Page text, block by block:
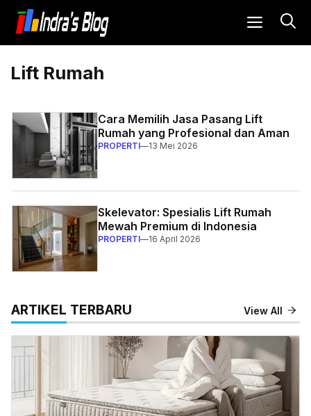
Langsung
isi
MENU
Lift Rumah
Cara Memilih Jasa Pasang Lift
Rumah yang Profesional dan Aman
PROPERTI—13 Mei 2026
Skelevator: Spesialis Lift Rumah
Mewah Premium di Indonesia
PROPERTI—16 April 2026
ARTIKEL TERBARU View All